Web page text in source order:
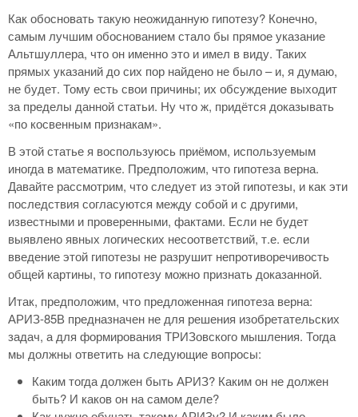
Как обосновать такую неожиданную гипотезу? Конечно,
самым лучшим обоснованием стало бы прямое указание
Альтшуллера, что он именно это и имел в виду. Таких
прямых указаний до сих пор найдено не было – и, я думаю,
не будет. Тому есть свои причины; их обсуждение выходит
за пределы данной статьи. Ну что ж, придётся доказывать
«по косвенным признакам».
В этой статье я воспользуюсь приёмом, используемым
иногда в математике. Предположим, что гипотеза верна.
Давайте рассмотрим, что следует из этой гипотезы, и как эти
последствия согласуются между собой и с другими,
известными и проверенными, фактами. Если не будет
выявлено явных логических несоответствий, т.е. если
введение этой гипотезы не разрушит непротиворечивость
общей картины, то гипотезу можно признать доказанной.
Итак, предположим, что предложенная гипотеза верна:
АРИЗ-85В предназначен не для решения изобретательских
задач, а для формирования ТРИЗовского мышления. Тогда
мы должны ответить на следующие вопросы:
Каким тогда должен быть АРИЗ? Каким он не должен
быть? И каков он на самом деле?